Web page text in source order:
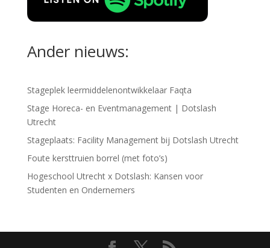
Ander nieuws:
Stageplek leermiddelenontwikkelaar Faqta
Stage Horeca- en Eventmanagement | Dotslash
Utrecht
Stageplaats: Facility Management bij Dotslash Utrecht
Foute kersttruien borrel (met foto’s)
Hogeschool Utrecht x Dotslash: Kansen voor
Studenten en Ondernemers